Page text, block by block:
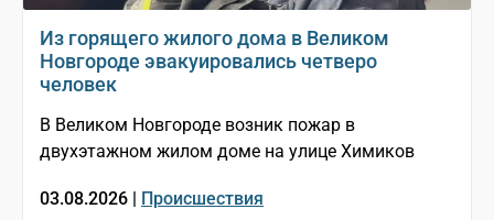
Из горящего жилого дома в Великом
Новгороде эвакуировались четверо
человек
В Великом Новгороде возник пожар в
двухэтажном жилом доме на улице Химиков
03.08.2026 | Происшествия